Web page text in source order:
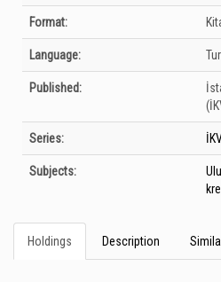
Format:
Language:
Published:
Series:
Subjects:
Holdings Description